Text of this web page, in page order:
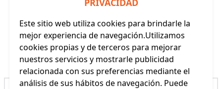
Productos Relacionados
PRIVACIDAD
Este sitio web utiliza cookies para brindarle la
mejor experiencia de navegación.Utilizamos
cookies propias y de terceros para mejorar
nuestros servicios y mostrarle publicidad
relacionada con sus preferencias mediante el
análisis de sus hábitos de navegación. Puede